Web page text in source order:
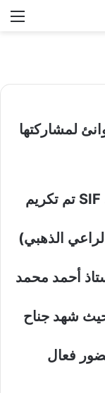
لمشاركتها
على هامش منتدى الصناعة السعودي SIF تم تكريم
الذهبي)
أحمد محمد
حيث شهد جناح
فعال